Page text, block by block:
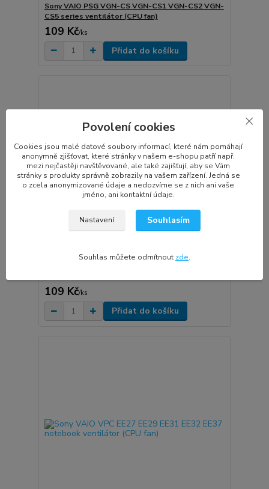
Sony VAIO PSG VGN-CS VGN-CS1 VGN-CS2 VGN-
CS5 series ventilátor (CPU fan)
109 Kč/ks
Přidat do košíku
199 Kč
- 45 %
109 Kč/ks
Přidat do košíku
Povolení cookies
Cookies jsou malé datové soubory informací, které nám pomáhají
anonymně zjišťovat, které stránky v našem e-shopu patří např.
mezi nejčastěji navštěvované, ale také zajišťují, aby se Vám
stránky s produkty správně zobrazily na vašem zařízení. Jedná se
o zcela anonymizované údaje a nedozvíme se z nich ani vaše
jméno, ani kontaktní údaje.
Nastavení Souhlasím
Souhlas můžete odmítnout zde.